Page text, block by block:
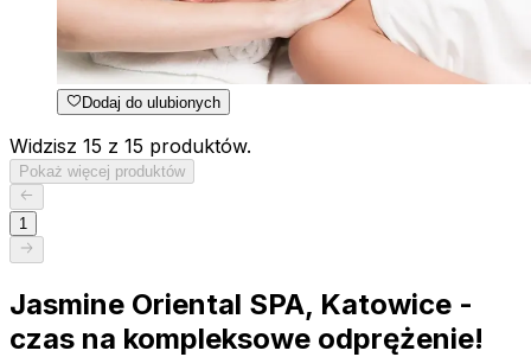
Dodaj do ulubionych
Widzisz 15 z 15 produktów.
Pokaż więcej produktów
1
Jasmine Oriental SPA, Katowice -
czas na kompleksowe odprężenie!